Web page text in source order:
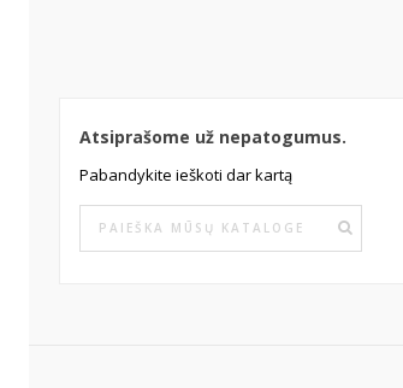
Atsiprašome už nepatogumus.
Pabandykite ieškoti dar kartą